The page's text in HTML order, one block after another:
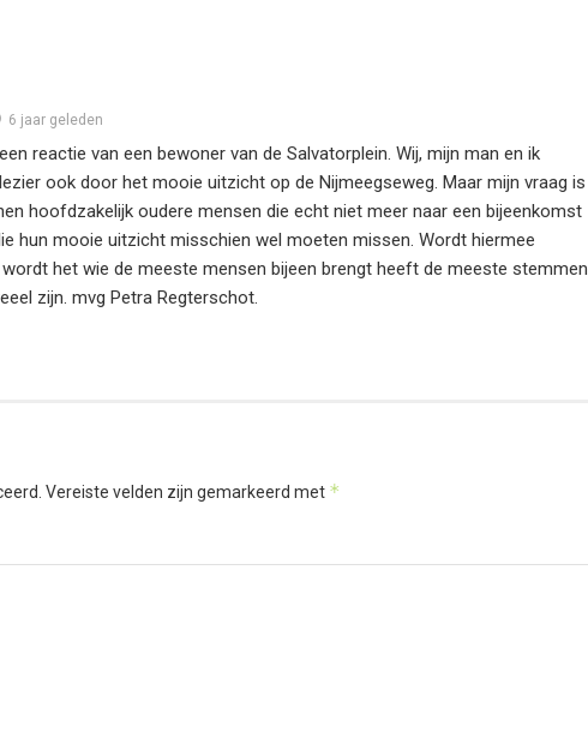
6 jaar geleden
reactie van een bewoner van de Salvatorplein. Wij, mijn man en ik
ook door het mooie uitzicht op de Nijmeegseweg. Maar mijn vraag is
hoofdzakelijk oudere mensen die echt niet meer naar een bijeenkomst
hun mooie uitzicht misschien wel moeten missen. Wordt hiermee
het wie de meeste mensen bijeen brengt heeft de meeste stemmen.
zijn. mvg Petra Regterschot.
Vereiste velden zijn gemarkeerd met *